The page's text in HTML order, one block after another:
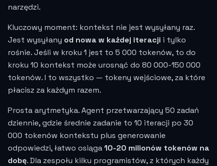
narzędzi.
Kluczowy moment: kontekst nie jest wysyłany raz.
Jest wysyłany od nowa w każdej iteracji i tylko
rośnie. Jeśli w kroku 1 jest to 5 000 tokenów, to do
kroku 10 kontekst może urosnąć do 80 000-150 000
tokenów. I to wszystko — tokeny wejściowe, za które
płacisz za każdym razem.
Prosta arytmetyka. Agent przetwarzający 50 zadań
dziennie, gdzie średnie zadanie to 10 iteracji po 30
000 tokenów kontekstu plus generowanie
odpowiedzi, łatwo osiąga10-20 milionów tokenów na
dobę. Dla zespołu kilku programistów, z których każdy